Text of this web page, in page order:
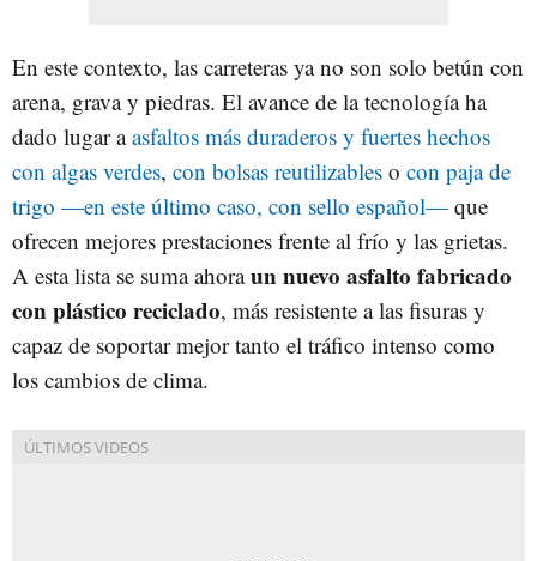
En este contexto, las carreteras ya no son solo betún con
arena, grava y piedras. El avance de la tecnología ha
dado lugar aasfaltos más duraderos y fuertes hechos
con algas verdes, con bolsas reutilizables o con paja de
trigo —en este último caso, con sello español— que
ofrecen mejores prestaciones frente al frío y las grietas.
A esta lista se suma ahoraun nuevo asfalto fabricado
con plástico reciclado, más resistente a las fisuras y
capaz de soportar mejor tanto el tráfico intenso como
los cambios de clima.